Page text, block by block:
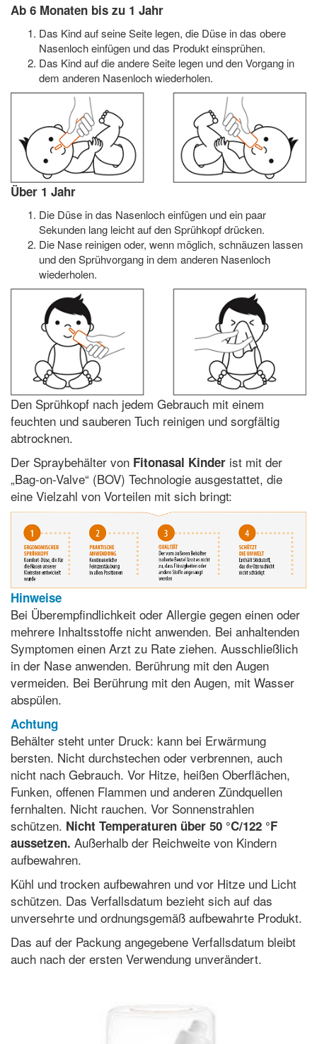
Ab 6 Monaten bis zu 1 Jahr
Das Kind auf seine Seite legen, die Düse in das obere
Nasenloch einfügen und das Produkt einsprühen.
Das Kind auf die andere Seite legen und den Vorgang in
dem anderen Nasenloch wiederholen.
Über 1 Jahr
Die Düse in das Nasenloch einfügen und ein paar
Sekunden lang leicht auf den Sprühkopf drücken.
Die Nase reinigen oder, wenn möglich, schnäuzen lassen
und den Sprühvorgang in dem anderen Nasenloch
wiederholen.
Den Sprühkopf nach jedem Gebrauch mit einem
feuchten und sauberen Tuch reinigen und sorgfältig
abtrocknen.
Der Spraybehälter von Fitonasal Kinder ist mit der
„Bag-on-Valve“ (BOV) Technologie ausgestattet, die
eine Vielzahl von Vorteilen mit sich bringt:
Hinweise
Bei Überempfindlichkeit oder Allergie gegen einen oder
mehrere Inhaltsstoffe nicht anwenden. Bei anhaltenden
Symptomen einen Arzt zu Rate ziehen. Ausschließlich
in der Nase anwenden. Berührung mit den Augen
vermeiden. Bei Berührung mit den Augen, mit Wasser
abspülen.
Achtung
Behälter steht unter Druck: kann bei Erwärmung
bersten. Nicht durchstechen oder verbrennen, auch
nicht nach Gebrauch. Vor Hitze, heißen Oberflächen,
Funken, offenen Flammen und anderen Zündquellen
fernhalten. Nicht rauchen. Vor Sonnenstrahlen
schützen. Nicht Temperaturen über 50 °C/122 °F
aussetzen. Außerhalb der Reichweite von Kindern
aufbewahren.
Kühl und trocken aufbewahren und vor Hitze und Licht
schützen. Das Verfallsdatum bezieht sich auf das
unversehrte und ordnungsgemäß aufbewahrte Produkt.
Das auf der Packung angegebene Verfallsdatum bleibt
auch nach der ersten Verwendung unverändert.